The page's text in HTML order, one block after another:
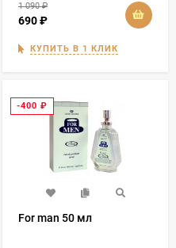
1 090₽
690₽
КУПИТЬ В 1 КЛИК
-400 ₽
For man 50 мл